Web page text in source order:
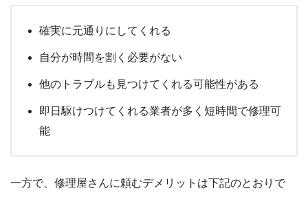
確実に元通りにしてくれる
自分が時間を割く必要がない
他のトラブルも見つけてくれる可能性がある
即日駆けつけてくれる業者が多く短時間で修理可
能
一方で、修理屋さんに頼むデメリットは下記のとおりで